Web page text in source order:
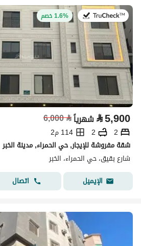
في:2 أغسطس 20261.6% خصم
⃁5,900 شهرياً⃁
6,000
2
2
114 م2
شقة مفروشة للإيجار, حي الحمراء, مدينة الخبر
شارع بقيق، حي الحمراء، الخبر
الإيميل
اتصال